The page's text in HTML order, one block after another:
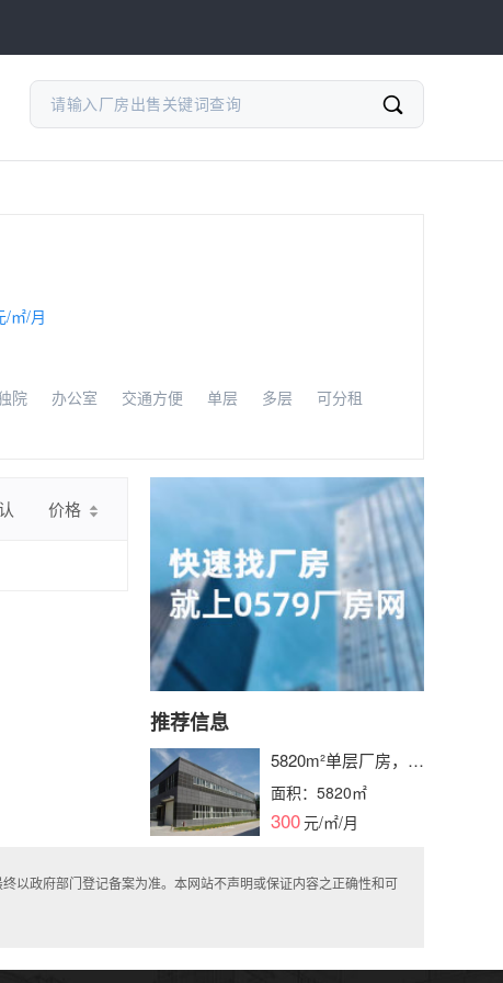
/㎡/月
院 办公室 交通方便 单层 多层
可分租
价格
推荐信息
5820m²单层厂房，产
证齐全，水电消防栓
配备，层高可选，即
租即用
面积：5820㎡
300元/㎡/月
以政府部门登记备案为准。本网站不声明或保证内容之正确性和可